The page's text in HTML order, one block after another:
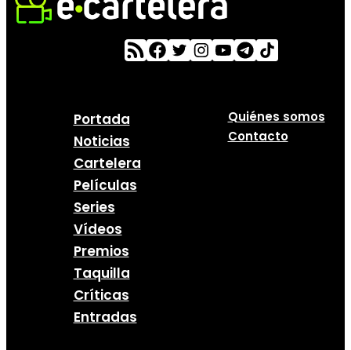
Portada
Noticias
Cartelera
Películas
Series
Vídeos
Premios
Taquilla
Críticas
Entradas
Quiénes somos
Contacto